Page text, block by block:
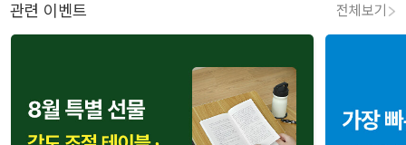
관련 이벤트 전체보기